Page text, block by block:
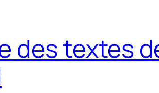
des textes